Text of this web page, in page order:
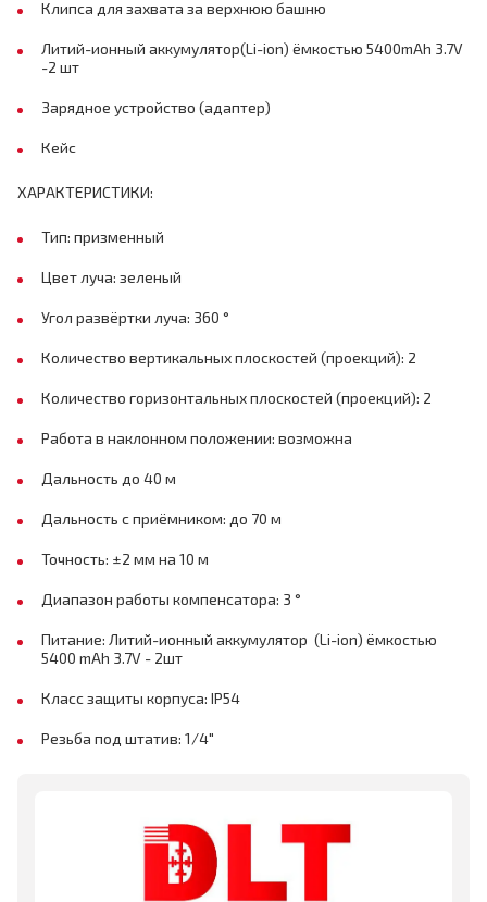
Клипса для захвата за верхнюю башню
Литий-ионный аккумулятор(Li-ion) ёмкостью 5400mAh 3.7V
-2 шт
Зарядное устройство (адаптер)
Кейс
ХАРАКТЕРИСТИКИ:
Тип: призменный
Цвет луча: зеленый
Угол развёртки луча: 360 °
Количество вертикальных плоскостей (проекций): 2
Количество горизонтальных плоскостей (проекций): 2
Работа в наклонном положении: возможна
Дальность до 40 м
Дальность с приёмником: до 70 м
Точность: ±2 мм на 10 м
Диапазон работы компенсатора: 3 °
Питание: Литий-ионный аккумулятор (Li-ion) ёмкостью
5400 mAh 3.7V - 2шт
Класс защиты корпуса: IP54
Резьба под штатив: 1/4"